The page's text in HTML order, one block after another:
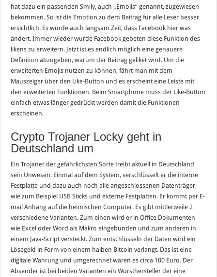
hat dazu ein passenden Smily, auch „Emojis“ genannt, zugewiesen
bekommen. So ist die Emotion zu dem Beitrag für alle Leser besser
ersichtlich. Es wurde auch langsam Zeit, dass Facebook hier was
ändert. Immer wieder wurde Facebook gebeten diese Funktion des
likens zu erweitern. Jetzt ist es endlich möglich eine genauere
Definition abzugeben, warum der Beitrag geliket wird. Um die
erweiterten Emojis nutzen zu können, fährt man mit dem
Mauszeiger über den Like-Button und es erscheint eine Leiste mit
den erweiterten Funktionen. Beim Smartphone muss der Like-Button
einfach etwas länger gedrückt werden damit die Funktionen
erscheinen.
Crypto Trojaner Locky geht in
Deutschland um
Ein Trojaner der gefährlichsten Sorte treibt aktuell in Deutschland
sein Unwesen. Einmal auf dem System, verschlüsselt er die interne
Festplatte und dazu auch noch alle angeschlossenen Datenträger
wie zum Beispiel USB Sticks und externe Festplatten. Er kommt per E-
mail Anhang auf die heimischen Computer. Es gibt mittlerweile 2
verschiedene Varianten. Zum einen wird er in Office Dokumenten
wie Excel oder Word als Makro eingebunden und zum anderen in
einem Java-Script versteckt. Zum entschlüsseln der Daten wird ein
Lösegeld in Form von einem halben Bitcoin verlangt. Das ist eine
digitale Währung und umgerechnet wären es circa 100 Euro. Der
Absender ist bei beiden Varianten ein Wursthersteller der eine